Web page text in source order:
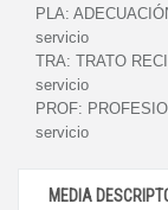
PLA:
servicio
TRA: TRATO
servicio
PROF:
servicio
MEDIA